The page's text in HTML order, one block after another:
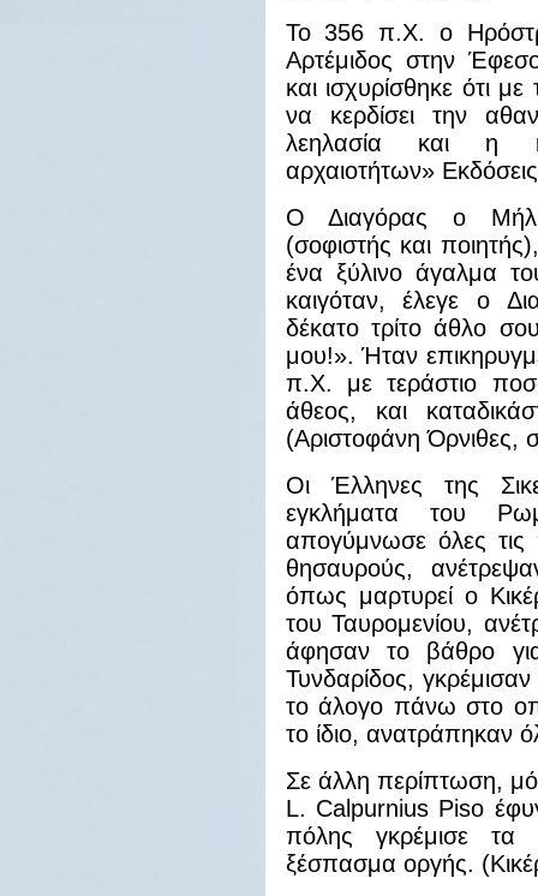
Το 356 π.Χ. ο
Αρτέμιδος στην
και ισχυρίσθηκε ότι
να κερδίσει την
λεηλασία και η
αρχαιοτήτων»
Ο Διαγόρας ο
(σοφιστής και
ένα ξύλινο άγαλμα
καιγόταν, έλεγε ο
δέκατο τρίτο άθλο
μου!». Ήταν
π.Χ. με τεράστιο
άθεος, και
(Αριστοφάνη Όρνιθες,
Οι Έλληνες της
εγκλήματα του
απογύμνωσε όλες τις
θησαυρούς,
όπως μαρτυρεί ο
του Ταυρομενίου,
άφησαν το βάθρο
Τυνδαρίδος,
το άλογο πάνω στο
το ίδιο, ανατράπηκαν
Σε άλλη περίπτωση,
L. Calpurnius Piso
πόλης γκρέμισε
ξέσπασμα οργής.